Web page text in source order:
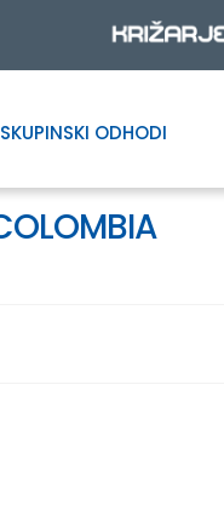
SKUPINSKI ODHODI